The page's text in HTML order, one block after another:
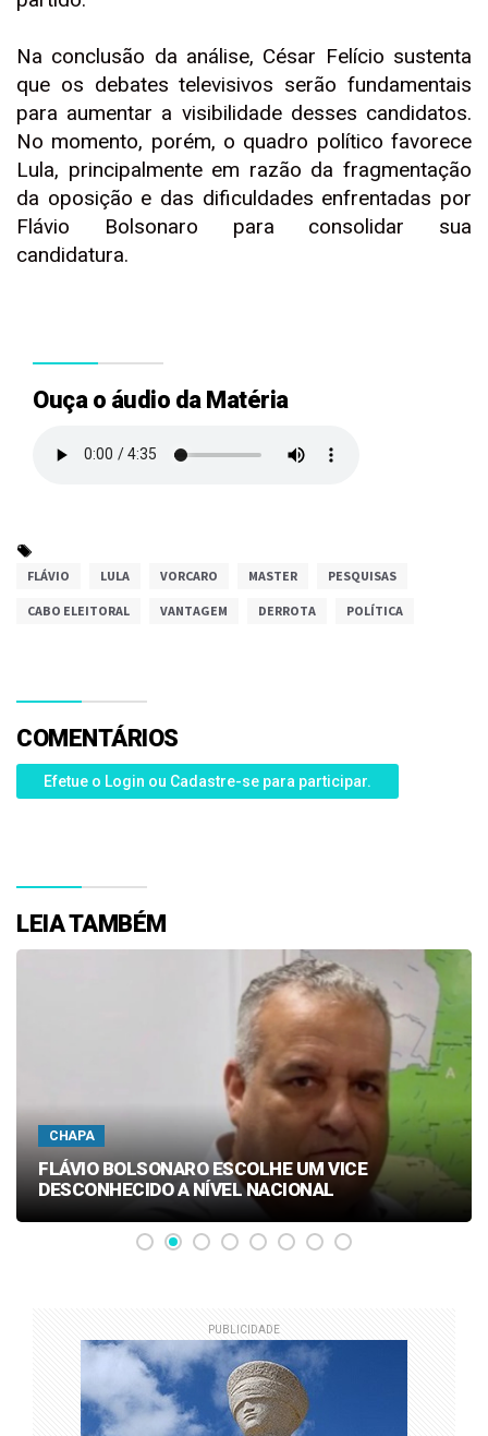
Na conclusão da análise, César Felício sustenta
que os debates televisivos serão fundamentais
para aumentar a visibilidade desses candidatos.
No momento, porém, o quadro político favorece
Lula, principalmente em razão da fragmentação
da oposição e das dificuldades enfrentadas por
Flávio Bolsonaro para consolidar sua
candidatura.
Ouça o áudio da Matéria
FLÁVIO LULA VORCARO MASTER PESQUISAS
CABO ELEITORAL VANTAGEM DERROTA POLÍTICA
COMENTÁRIOS
Efetue o Login ou Cadastre-se para participar.
LEIA TAMBÉM
CHAPA
FLÁVIO BOLSONARO ESCOLHE UM VICE
DESCONHECIDO A NÍVEL NACIONAL
PUBLICIDADE